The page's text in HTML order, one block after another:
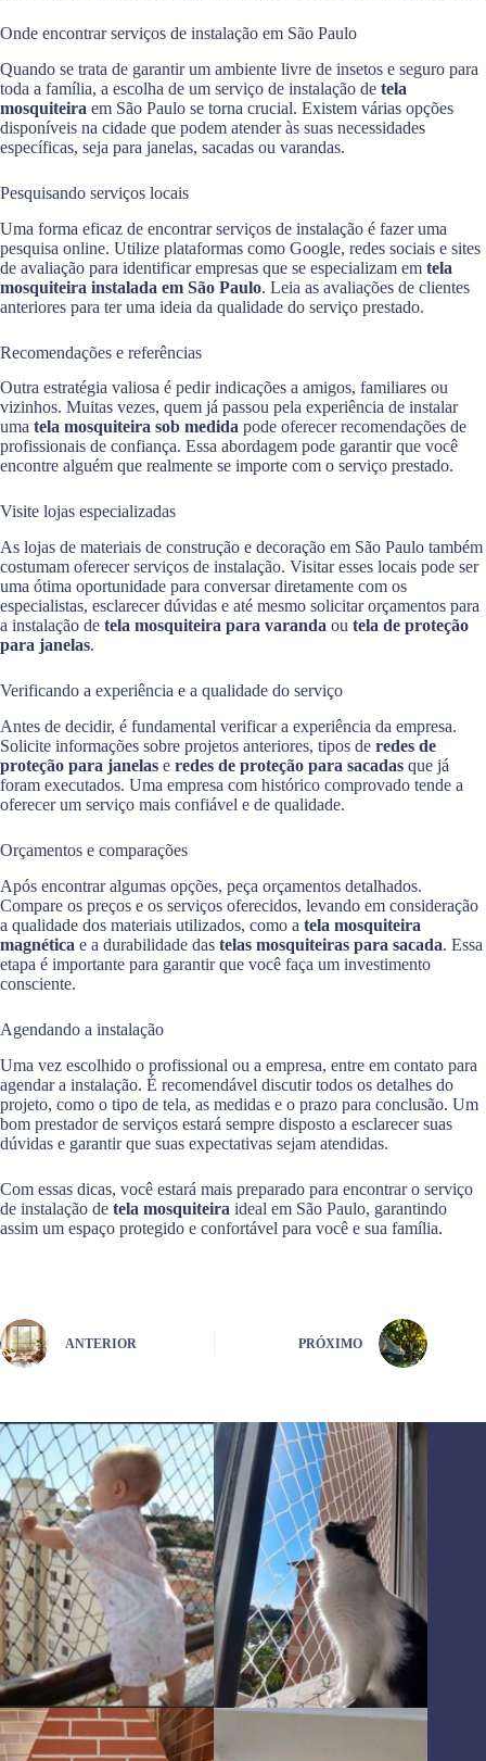
Onde encontrar serviços de instalação em São Paulo
Quando se trata de garantir um ambiente livre de insetos e seguro para
toda a família, a escolha de um serviço de instalação de tela
mosquiteira em São Paulo se torna crucial. Existem várias opções
disponíveis na cidade que podem atender às suas necessidades
específicas, seja para janelas, sacadas ou varandas.
Pesquisando serviços locais
Uma forma eficaz de encontrar serviços de instalação é fazer uma
pesquisa online. Utilize plataformas como Google, redes sociais e sites
de avaliação para identificar empresas que se especializam em tela
mosquiteira instalada em São Paulo. Leia as avaliações de clientes
anteriores para ter uma ideia da qualidade do serviço prestado.
Recomendações e referências
Outra estratégia valiosa é pedir indicações a amigos, familiares ou
vizinhos. Muitas vezes, quem já passou pela experiência de instalar
uma tela mosquiteira sob medida pode oferecer recomendações de
profissionais de confiança. Essa abordagem pode garantir que você
encontre alguém que realmente se importe com o serviço prestado.
Visite lojas especializadas
As lojas de materiais de construção e decoração em São Paulo também
costumam oferecer serviços de instalação. Visitar esses locais pode ser
uma ótima oportunidade para conversar diretamente com os
especialistas, esclarecer dúvidas e até mesmo solicitar orçamentos para
a instalação de tela mosquiteira para varanda ou tela de proteção
para janelas.
Verificando a experiência e a qualidade do serviço
Antes de decidir, é fundamental verificar a experiência da empresa.
Solicite informações sobre projetos anteriores, tipos de redes de
proteção para janelas e redes de proteção para sacadas que já
foram executados. Uma empresa com histórico comprovado tende a
oferecer um serviço mais confiável e de qualidade.
Orçamentos e comparações
Após encontrar algumas opções, peça orçamentos detalhados.
Compare os preços e os serviços oferecidos, levando em consideração
a qualidade dos materiais utilizados, como a tela mosquiteira
magnética e a durabilidade das telas mosquiteiras para sacada. Essa
etapa é importante para garantir que você faça um investimento
consciente.
Agendando a instalação
Uma vez escolhido o profissional ou a empresa, entre em contato para
agendar a instalação. É recomendável discutir todos os detalhes do
projeto, como o tipo de tela, as medidas e o prazo para conclusão. Um
bom prestador de serviços estará sempre disposto a esclarecer suas
dúvidas e garantir que suas expectativas sejam atendidas.
Com essas dicas, você estará mais preparado para encontrar o serviço
de instalação de tela mosquiteira ideal em São Paulo, garantindo
assim um espaço protegido e confortável para você e sua família.
ANTERIOR PRÓXIMO